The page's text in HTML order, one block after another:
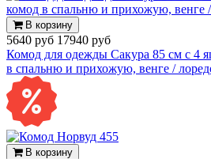
В корзину
5640 руб 17940 руб
Комод для одежды Сакура 85 см с 4
в спальню и прихожую, венге /
В корзину